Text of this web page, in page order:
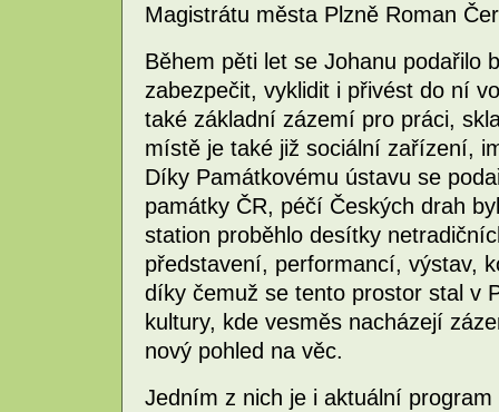
Magistrátu města Plzně Roman
Během pěti let se Johanu podařilo
zabezpečit, vyklidit i přivést do ní
také základní zázemí pro práci,
místě je také již sociální zařízení,
Díky Památkovému ústavu se
památky ČR, péčí Českých drah
station proběhlo desítky
představení, performancí, výstav,
díky čemuž se tento prostor stal v
kultury, kde vesměs nacházejí
nový pohled na věc.
Jedním z nich je i aktuální